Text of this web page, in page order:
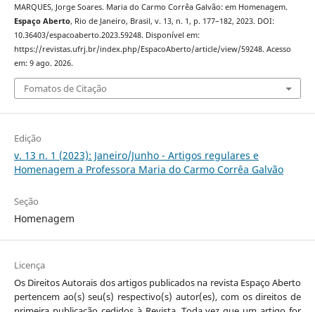
MARQUES, Jorge Soares. Maria do Carmo Corrêa Galvão: em Homenagem.
Espaço Aberto, Rio de Janeiro, Brasil, v. 13, n. 1, p. 177–182, 2023. DOI:
10.36403/espacoaberto.2023.59248. Disponível em:
https://revistas.ufrj.br/index.php/EspacoAberto/article/view/59248. Acesso
em: 9 ago. 2026.
Fomatos de Citação
Edição
v. 13 n. 1 (2023): Janeiro/Junho - Artigos regulares e
Homenagem a Professora Maria do Carmo Corrêa Galvão
Seção
Homenagem
Licença
Os Direitos Autorais dos artigos publicados na revista Espaço Aberto
pertencem ao(s) seu(s) respectivo(s) autor(es), com os direitos de